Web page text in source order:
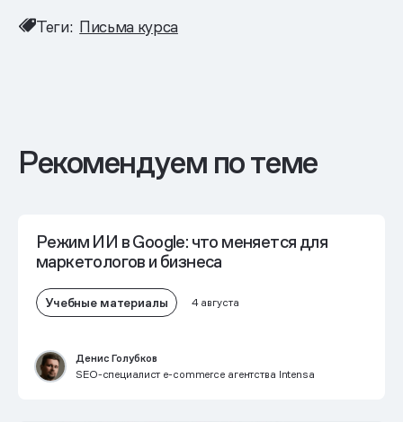
Теги: Письма курса
Рекомендуем по теме
Режим ИИ в Google: что меняется для
маркетологов и бизнеса
Учебные материалы 4 августа
Денис Голубков
SEO-специалист e-commerce агентства Intensa